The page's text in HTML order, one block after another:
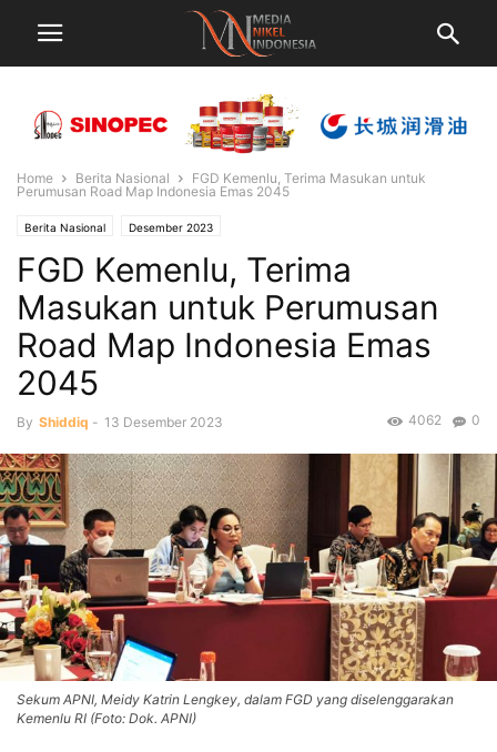
Home Berita Nasional
FGD Kemenlu, Terima Masukan untuk
Perumusan Road Map Indonesia Emas 2045
Berita Nasional Desember 2023
FGD Kemenlu, Terima
Masukan untuk Perumusan
Road Map Indonesia Emas
2045
By Shiddiq - 13 Desember 2023 0
4062
Sekum APNI, Meidy Katrin Lengkey, dalam FGD yang diselenggarakan
Kemenlu RI (Foto: Dok. APNI)